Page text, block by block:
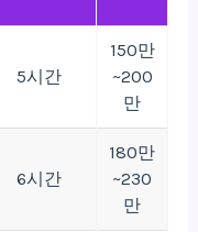
5시간
150만
~200
만
6시간
180만
~230
만